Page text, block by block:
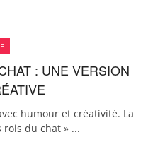
: UNE VERSION
humour et créativité. La
rois du chat » ...